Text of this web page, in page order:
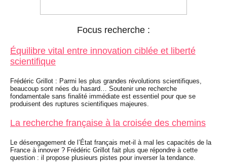
Focus recherche :
Équilibre vital entre innovation ciblée et liberté
scientifique
Frédéric Grillot : Parmi les plus grandes révolutions scientifiques,
beaucoup sont nées du hasard… Soutenir une recherche
fondamentale sans finalité immédiate est essentiel pour que se
produisent des ruptures scientifiques majeures.
La recherche française à la croisée des chemins
Le désengagement de l’État français met-il à mal les capacités de la
France à innover ? Frédéric Grillot fait plus que répondre à cette
question : il propose plusieurs pistes pour inverser la tendance.